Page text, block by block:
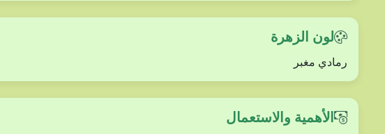
لون الزهرة
رمادي مغبر
الأهمية والاستعمال